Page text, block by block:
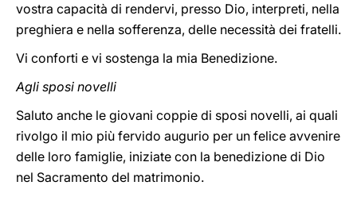
vostra capacità di rendervi, presso Dio, interpreti, nella
preghiera e nella sofferenza, delle necessità dei fratelli.
Vi conforti e vi sostenga la mia Benedizione.
Agli sposi novelli
Saluto anche le giovani coppie di sposi novelli, ai quali
rivolgo il mio più fervido augurio per un felice avvenire
delle loro famiglie, iniziate con la benedizione di Dio
nel Sacramento del matrimonio.